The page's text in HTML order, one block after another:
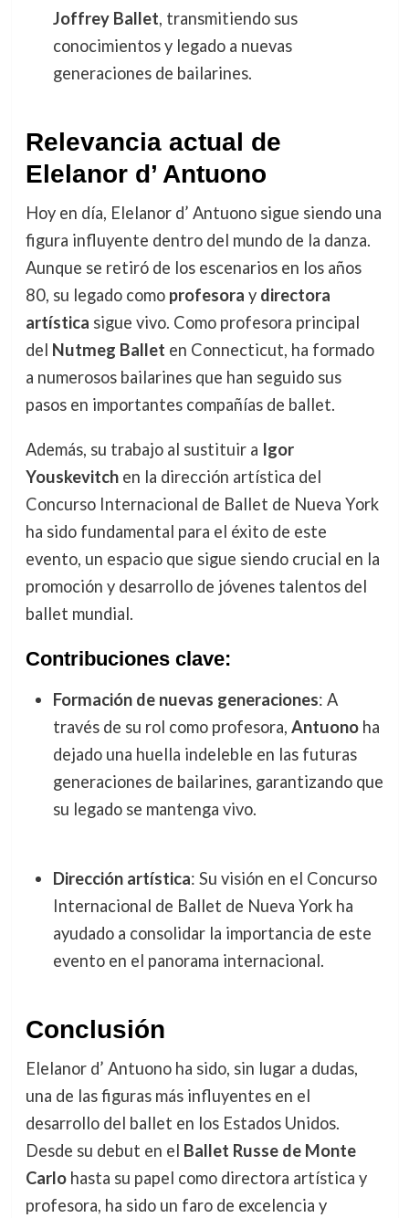
Joffrey Ballet, transmitiendo sus
conocimientos y legado a nuevas
generaciones de bailarines.
Relevancia actual de
Elelanor d’ Antuono
Hoy en día, Elelanor d’ Antuono sigue siendo una
figura influyente dentro del mundo de la danza.
Aunque se retiró de los escenarios en los años
80, su legado como profesora y directora
artística sigue vivo. Como profesora principal
del Nutmeg Ballet en Connecticut, ha formado
a numerosos bailarines que han seguido sus
pasos en importantes compañías de ballet.
Además, su trabajo al sustituir a Igor
Youskevitchen la dirección artística del
Concurso Internacional de Ballet de Nueva York
ha sido fundamental para el éxito de este
evento, un espacio que sigue siendo crucial en la
promoción y desarrollo de jóvenes talentos del
ballet mundial.
Contribuciones clave:
Formación de nuevas generaciones: A
través de su rol como profesora, Antuonoha
dejado una huella indeleble en las futuras
generaciones de bailarines, garantizando que
su legado se mantenga vivo.
Dirección artística: Su visión en el Concurso
Internacional de Ballet de Nueva York ha
ayudado a consolidar la importancia de este
evento en el panorama internacional.
Conclusión
Elelanor d’ Antuono ha sido, sin lugar a dudas,
una de las figuras más influyentes en el
desarrollo del ballet en los Estados Unidos.
Desde su debut en el Ballet Russe de Monte
Carlohasta su papel como directora artística y
profesora, ha sido un faro de excelencia y